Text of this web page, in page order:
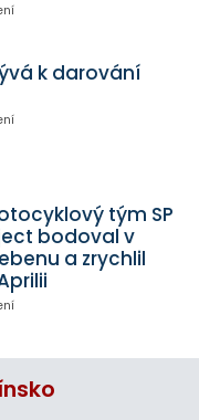
k darování
tým SP
bodoval v
a zrychlil